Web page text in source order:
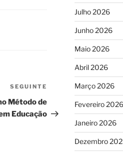
Conteúdo
seguinte
SEGUINTE
Método de
Educação
Julho 2026
Junho 2026
Maio 2026
Abril 2026
Março 2026
Fevereiro 2026
Janeiro 2026
Dezembro